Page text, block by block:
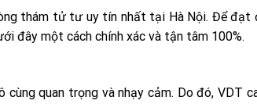
thám tử tư uy tín nhất tại Hà Nội. Để
đây một cách chính xác và tận tâm 100%.
cùng quan trọng và nhạy cảm. Do đó, VDT